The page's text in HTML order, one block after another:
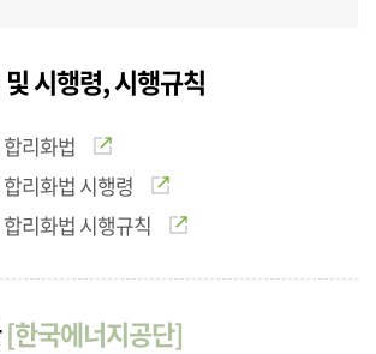
시행령, 시행규칙
리화법
리화법 시행령
리화법 시행규칙
[한국에너지공단]